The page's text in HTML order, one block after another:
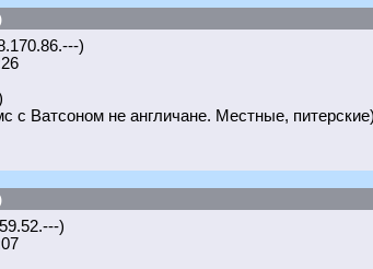
)
с Ватсоном не англичане. Местные,
)